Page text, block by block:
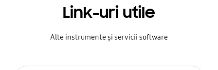
Link-uri utile
Alte instrumente și servicii software